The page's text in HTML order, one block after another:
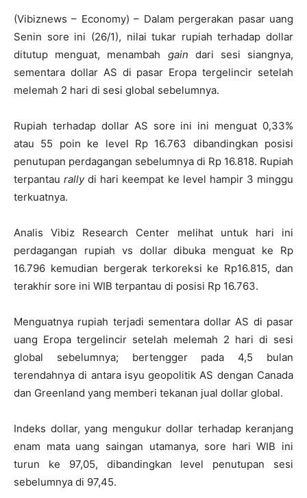
(Vibiznews – Economy) – Dalam pergerakan pasar uang
Senin sore ini (26/1), nilai tukar rupiah terhadap dollar
ditutup menguat, menambah gain dari sesi siangnya,
sementara dollar AS di pasar Eropa tergelincir setelah
melemah 2 hari di sesi global sebelumnya.
Rupiah terhadap dollar AS sore ini ini menguat 0,33%
atau 55 poin ke level Rp 16.763 dibandingkan posisi
penutupan perdagangan sebelumnya di Rp 16.818. Rupiah
terpantaurallydi hari keempat ke level hampir 3 minggu
terkuatnya.
Analis Vibiz Research Center melihat untuk hari ini
perdagangan rupiah vs dollar dibuka menguat ke Rp
16.796 kemudian bergerak terkoreksi ke Rp16.815, dan
terakhir sore ini WIB terpantau di posisi Rp 16.763.
Menguatnya rupiah terjadi sementara dollar AS di pasar
uang Eropa tergelincir setelah melemah 2 hari di sesi
global sebelumnya; bertengger pada 4,5 bulan
terendahnya di antara isyu geopolitik AS dengan Canada
dan Greenland yang memberi tekanan jual dollar global.
Indeks dollar, yang mengukur dollar terhadap keranjang
enam mata uang saingan utamanya, sore hari WIB ini
turun ke 97,05, dibandingkan level penutupan sesi
sebelumnya di 97,45.